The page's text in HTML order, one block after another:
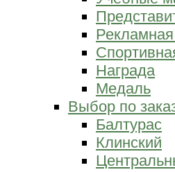
Награда
Медаль
Выбор по
Балтурас
Клинский